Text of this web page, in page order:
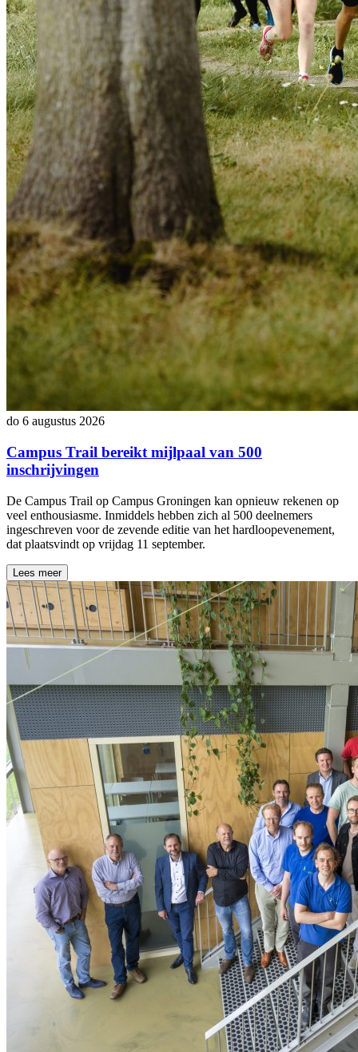
do 6 augustus 2026
Campus Trail bereikt mijlpaal van 500
inschrijvingen
De Campus Trail op Campus Groningen kan opnieuw rekenen op
veel enthousiasme. Inmiddels hebben zich al 500 deelnemers
ingeschreven voor de zevende editie van het hardloopevenement,
dat plaatsvindt op vrijdag 11 september.
Lees meer